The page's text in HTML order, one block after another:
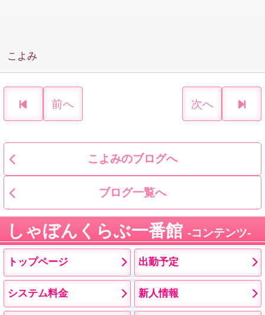
こよみ
前へ 次へ
こよみのブログへ
ブログ一覧へ
しゃぼんくらぶ一番館 コンテンツ
トップページ 出勤予定
システム料金 新人情報